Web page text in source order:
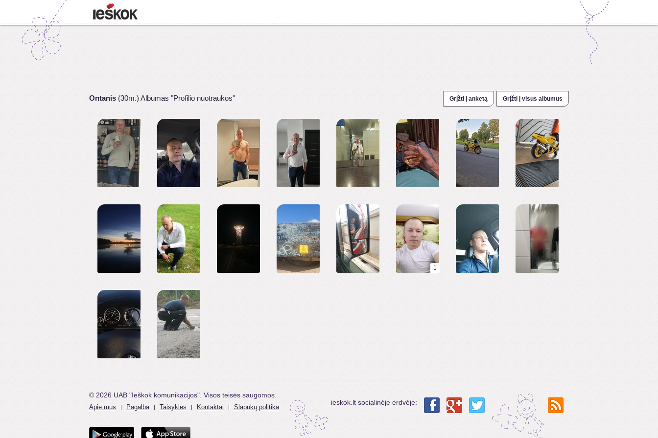
Ontanis (30m.) Albumas "Profilio nuotraukos" Grįžti į anketą Grįžti į visus albumus
1
© 2026 UAB "Ieškok komunikacijos". Visos teisės saugomos.
Apie mus | Pagalba | Taisyklės | Kontaktai | Slapukų politika
ieskok.lt socialinėje erdvėje: